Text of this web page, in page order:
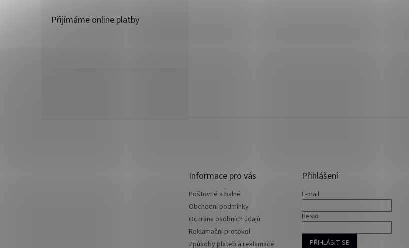
Přijímáme online platby
Informace pro vás
Poštovné a balné
Obchodní podmínky
Ochrana osobních údajů
Reklamační protokol
Způsoby plateb a reklamace
Přihlášení
E-mail
Heslo
PŘIHLÁSIT SE